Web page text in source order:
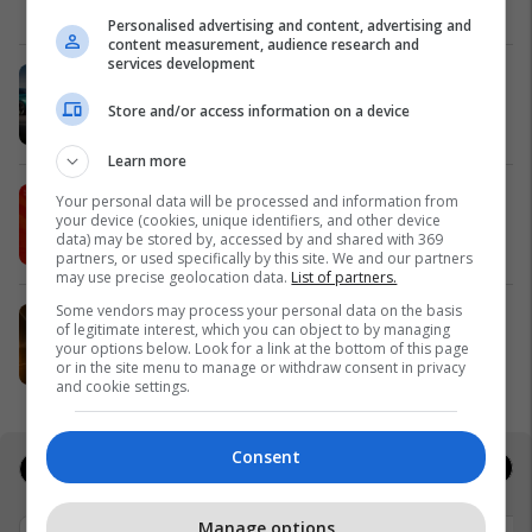
Zgjidhni një nga katër modelet tuaja
të preferuara Peugeot
IPKO vazhdon partneritetin me
Sunny Hill Festival 2026
IPKO
EXPO DIASPORA 2026 mbahet më
3, 4 dhe 5 gusht në Prishtinë
Expo Prishtina
Jobs
Personalised advertising and content, advertising and
content measurement, audience research and
services development
Store and/or access information on a device
Learn more
Your personal data will be processed and information from
your device (cookies, unique identifiers, and other device
data) may be stored by, accessed by and shared with 369
partners, or used specifically by this site. We and our partners
may use precise geolocation data. List of partners.
Some vendors may process your personal data on the basis
of legitimate interest, which you can object to by managing
your options below. Look for a link at the bottom of this page
or in the site menu to manage or withdraw consent in privacy
and cookie settings.
Consent